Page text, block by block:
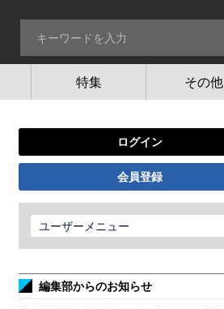
特集 その他
ログイン
会員登録
ユーザーメニュー
編集部からのお知らせ